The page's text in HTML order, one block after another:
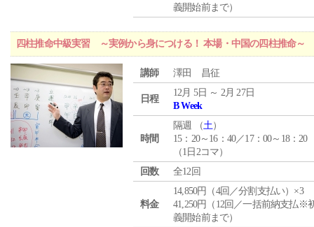
義開始前まで）
四柱推命中級実習 ～実例から身につける！ 本場・中国の四柱推命～
講師 澤田 昌征
日程
12月 5日 ～ 2月 27日
B Week
時間
隔週 （土）
15：20～16：40／17：00～18：20
（1日2コマ）
回数
全12回
料金
14,850円（4回／分割支払い）×3
41,250円（12回／一括前納支払※
義開始前まで）